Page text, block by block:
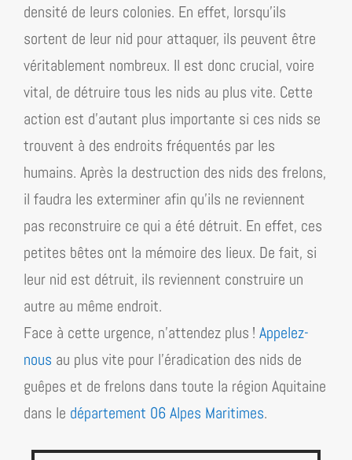
densité de leurs colonies. En effet, lorsqu’ils
sortent de leur nid pour attaquer, ils peuvent être
véritablement nombreux. Il est donc crucial, voire
vital, de détruire tous les nids au plus vite. Cette
action est d’autant plus importante si ces nids se
trouvent à des endroits fréquentés par les
humains. Après la destruction des nids des frelons,
il faudra les exterminer afin qu’ils ne reviennent
pas reconstruire ce qui a été détruit. En effet, ces
petites bêtes ont la mémoire des lieux. De fait, si
leur nid est détruit, ils reviennent construire un
autre au même endroit.
Face à cette urgence, n’attendez plus ! Appelez-
nous au plus vite pour l’éradication des nids de
guêpes et de frelons dans toute la région Aquitaine
dans le département 06 Alpes Maritimes.